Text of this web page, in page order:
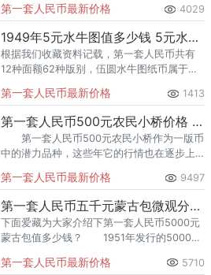
第一套人民币最新价格 4029
1949年5元水牛图值多少钱 5元水牛图收藏价值
根据我们收藏资料记载，第一套人民币共有
12种面额62种版别，伍圆水牛图纸币属于其
第一套人民币最新价格 1413
第一套人民币500元农民小桥价格 农民与小桥五百元纸币价格最新
第一套人民币500元农民小桥作为一版币
中的潜力品种，这些年它的行情也在逐步上
上万是很常见的，尤其是好品相的，价格还
是很高的。今天我们就
第一套人民币最新价格 9497
第一套人民币五千元蒙古包微观分析图 五千元蒙古包收藏行情
下面爱藏为大家介绍下第一套人民币5000元
蒙古包值多少钱？ 1951年发行的5000元
1955年就停用了。
第一套人民币最新价格 5710